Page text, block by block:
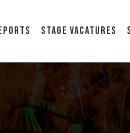
Stage vacatures